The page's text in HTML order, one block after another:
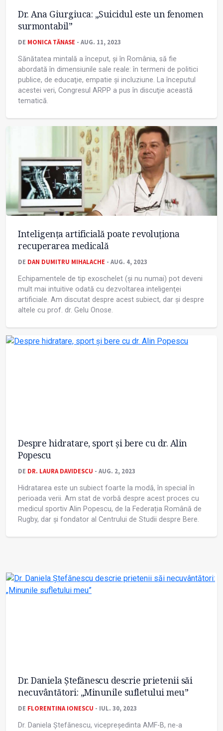
Dr. Ana Giurgiuca: „Suicidul este un fenomen
surmontabil”
DE MONICA TĂNASE - AUG. 11, 2023
Sănătatea mintală a început, și în România, să fie
abordată în dimensiunile sale reale: în termeni de politici
publice, de educaţie, empatie și incluziune. La începutul
acestei veri, Congresul ARPP a pus în discuţie această
tematică.
Inteligenţa artificială poate revoluţiona
recuperarea medicală
DE DAN DUMITRU MIHALACHE - AUG. 4, 2023
Echipamentele de tip exoschelet (și nu numai) pot deveni
mult mai intuitive odată cu dezvoltarea inteligenţei
artificiale. Am discutat despre acest subiect, dar și despre
altele cu prof. dr. Gelu Onose.
Despre hidratare, sport și bere cu dr. Alin
Popescu
DE DR. LAURA DAVIDESCU - AUG. 2, 2023
Hidratarea este un subiect foarte la modă, în special în
perioada verii. Am stat de vorbă despre acest proces cu
medicul sportiv Alin Popescu, de la Federația Română de
Rugby, dar și fondator al Centrului de Studii despre Bere.
Dr. Daniela Ștefănescu descrie prietenii săi
necuvântători: „Minunile sufletului meu”
DE FLORENTINA IONESCU - IUL. 30, 2023
Dr. Daniela Ștefănescu, vicepreședinta AMF-B, ne-a